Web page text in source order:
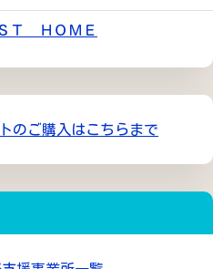
Ｔ ＨＯＭＥ
のご購入はこちらまで